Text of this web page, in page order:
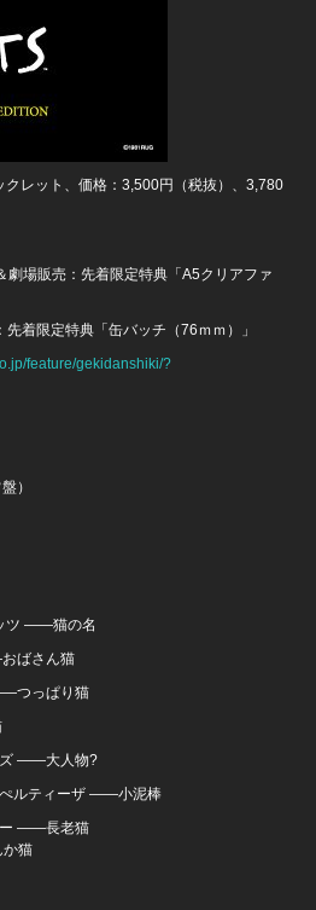
レット、価格：3,500円（税抜）、3,780
劇場販売：先着限定特典「A5クリアファ
先着限定特典「缶バッチ（76ｍｍ）」
feature/gekidanshiki/?
）
ツ ――猫の名
ばさん猫
つっぱり猫
ズ ――大人物?
ルティーザ ――小泥棒
ー ――長老猫
猫